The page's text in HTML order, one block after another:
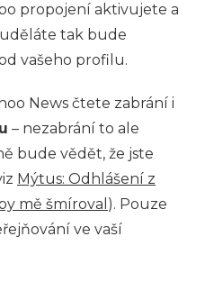
propojení aktivujete a
tak bude
vašeho profilu.
News čtete zabrání i
– nezabrání to ale
bude vědět, že jste
Mýtus: Odhlášení z
mě šmíroval ). Pouze
ve vaší